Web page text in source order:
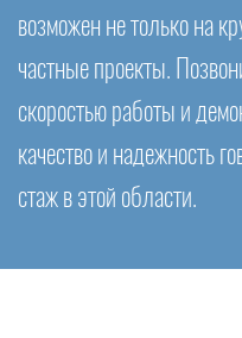
возможен не только на
частные проекты.
скоростью работы и
качество и надежность
стаж в этой области.